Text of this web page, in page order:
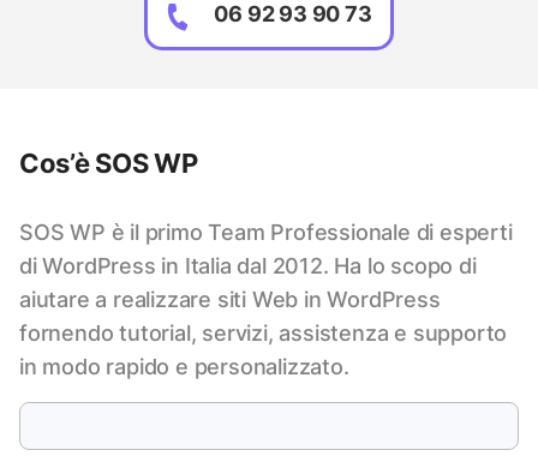
06 92 93 90 73
Cos’è SOS WP
SOS WP è il primo Team Professionale di esperti
di WordPress in Italia dal 2012. Ha lo scopo di
aiutare a realizzare siti Web in WordPress
fornendo tutorial, servizi, assistenza e supporto
in modo rapido e personalizzato.